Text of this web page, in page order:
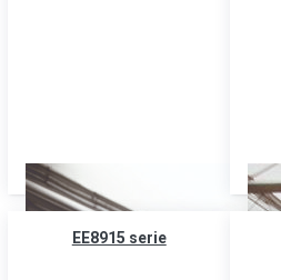
EE8915 serie